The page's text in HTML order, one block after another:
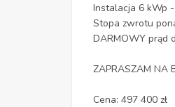
Instalacja 6 kWp
Stopa zwrotu
DARMOWY prąd
ZAPRASZAM NA
Cena: 497 400 zł